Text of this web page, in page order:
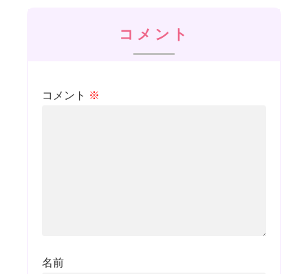
コメント
コメント ※
名前